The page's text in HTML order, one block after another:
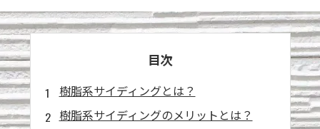
目次
樹脂系サイディングとは？
樹脂系サイディングのメリットとは？